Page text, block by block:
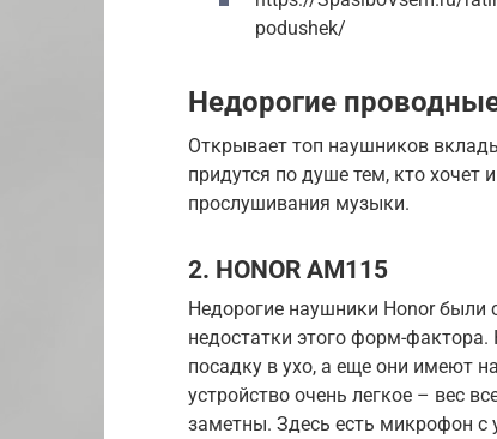
podushek/
Недорогие
Открывает топ наушников
придутся по душе тем, кто хочет
прослушивания музыки.
2. HONOR AM115
Недорогие наушники Honor
недостатки этого форм-
посадку в ухо, а еще они имеют
устройство очень легкое – вес
заметны. Здесь есть микрофон